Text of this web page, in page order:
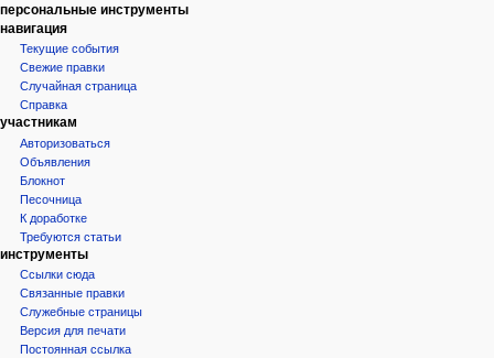
а
персональные инструменты
навигация
Текущие события
Свежие правки
Случайная страница
Справка
участникам
Авторизоваться
Объявления
Блокнот
Песочница
К доработке
Требуются статьи
инструменты
Ссылки сюда
Связанные правки
Служебные страницы
Версия для печати
Постоянная ссылка